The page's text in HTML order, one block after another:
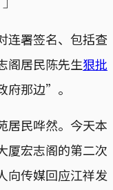
署签名、包括查
阁居民陈先生狠批
府那边”。
居民哗然。今天本
厦宏志阁的第二次
向传媒回应江祥发